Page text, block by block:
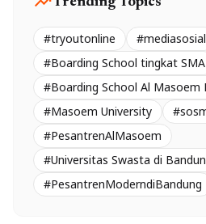
#tryoutonline #mediasosial
#Boarding School tingkat SMA
#Boarding School Al Masoem
#Masoem University
#PesantrenAlMasoem
#Universitas Swasta di
#PesantrenModerndiBandung